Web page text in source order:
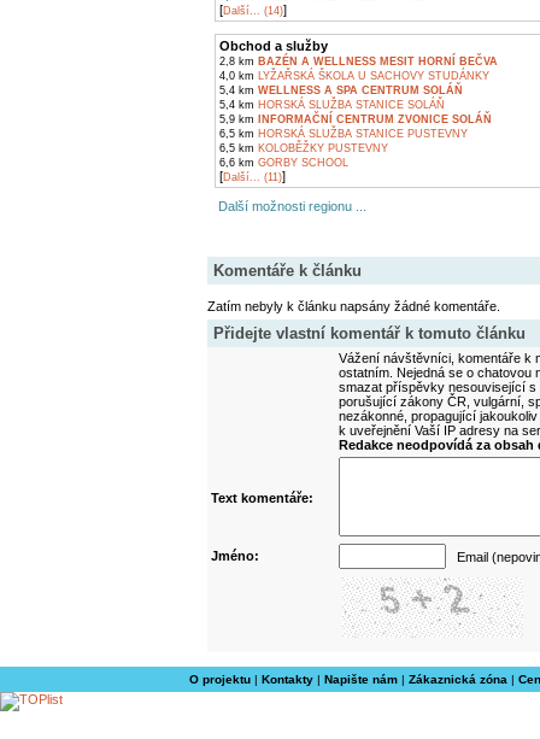
[Další... (14)]
Obchod a služby
2,8 km BAZÉN A WELLNESS MESIT HORNÍ BEČVA
4,0 km LYŽAŘSKÁ ŠKOLA U SACHOVY STUDÁNKY
5,4 km WELLNESS A SPA CENTRUM SOLÁŇ
5,4 km HORSKÁ SLUŽBA STANICE SOLÁŇ
5,9 km
INFORMAČNÍ CENTRUM ZVONICE SOLÁŇ
6,5 km HORSKÁ SLUŽBA STANICE PUSTEVNY
6,5 km KOLOBĚŽKY PUSTEVNY
6,6 km GORBY SCHOOL
[Další... (11)]
Další možnosti regionu ...
Komentáře k článku
Zatím nebyly k článku napsány žádné komentáře.
Přidejte vlastní komentář k tomuto článku
Vážení návštěvníci, komentáře k
ostatním. Nejedná se o
smazat příspěvky nesouvisející
porušující zákony ČR, vulgární,
nezákonné, propagující
k uveřejnění Vaší IP adresy na
Redakce neodpovídá za
Text komentáře:
Jméno: Email
O projektu| Kontakty| Napište nám| Zákaznická zóna |